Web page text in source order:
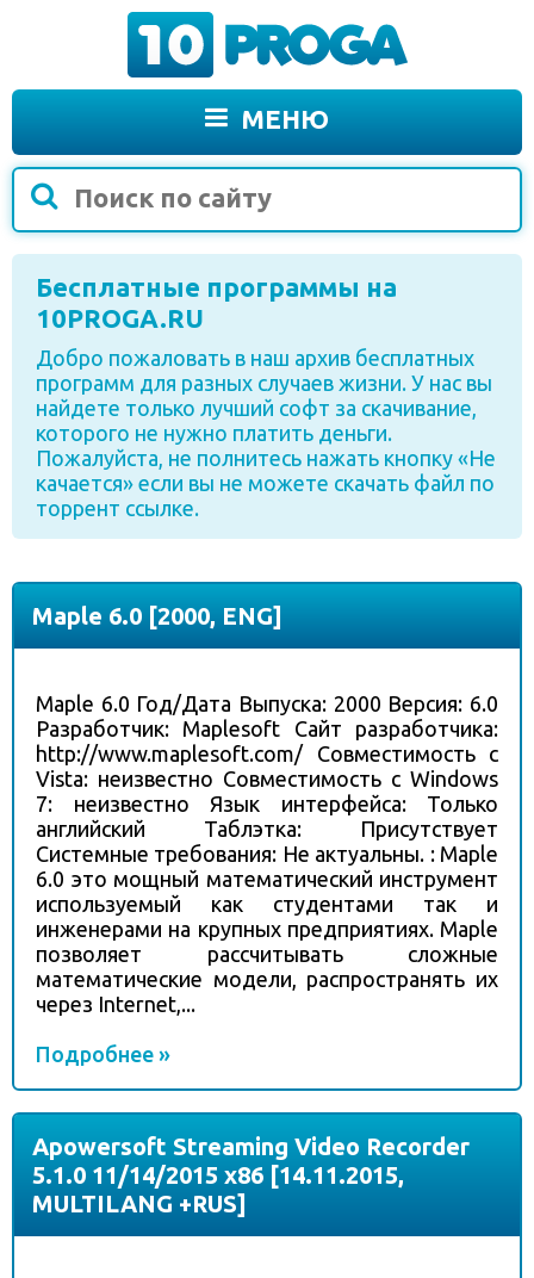
МЕНЮ
Бесплатные программы на
10PROGA.RU
Добро пожаловать в наш архив бесплатных
программ для разных случаев жизни. У нас вы
найдете только лучший софт за скачивание,
которого не нужно платить деньги.
Пожалуйста, не полнитесь нажать кнопку «Не
качается» если вы не можете скачать файл по
торрент ссылке.
Maple 6.0 [2000, ENG]
Maple 6.0 Год/Дата Выпуска: 2000 Версия: 6.0
Разработчик: Maplesoft Сайт разработчика:
http://www.maplesoft.com/ Совместимость с
Vista: неизвестно Совместимость с Windows
7: неизвестно Язык интерфейса: Только
английский Таблэтка: Присутствует
Системные требования: Не актуальны. : Maple
6.0 это мощный математический инструмент
используемый как студентами так и
инженерами на крупных предприятиях. Maple
позволяет рассчитывать сложные
математические модели, распространять их
через Internet,...
Подробнее »
Apowersoft Streaming Video Recorder
5.1.0 11/14/2015 x86 [14.11.2015,
MULTILANG +RUS]